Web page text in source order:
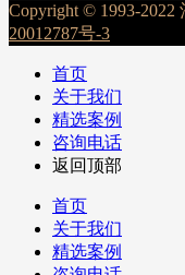
Copyright © 1993-
20012787号-3
首页
关于我们
精选案例
咨询电话
返回顶部
首页
关于我们
精选案例